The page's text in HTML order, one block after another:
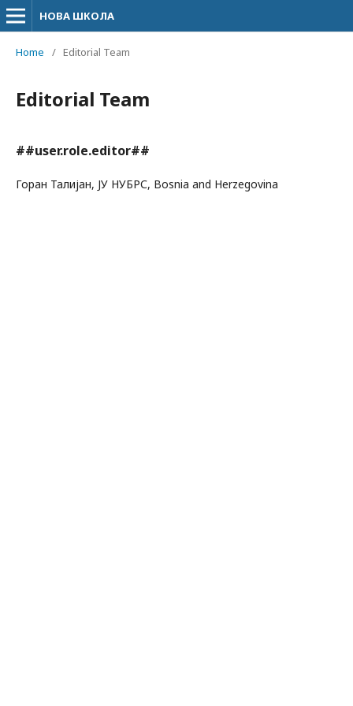
НОВА ШКОЛА
Home / Editorial Team
Editorial Team
##user.role.editor##
Горан Талијан, ЈУ НУБРС, Bosnia and Herzegovina